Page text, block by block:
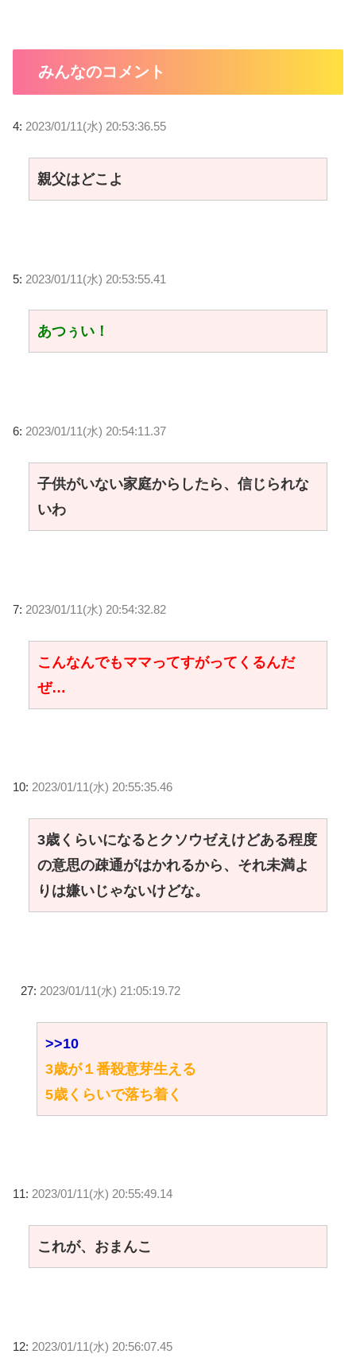
みんなのコメント
4: 2023/01/11(水) 20:53:36.55
親父はどこよ
5: 2023/01/11(水) 20:53:55.41
あつぅい！
6: 2023/01/11(水) 20:54:11.37
子供がいない家庭からしたら、信じられな
いわ
7: 2023/01/11(水) 20:54:32.82
こんなんでもママってすがってくるんだ
ぜ…
10: 2023/01/11(水) 20:55:35.46
3歳くらいになるとクソウゼえけどある程度
の意思の疎通がはかれるから、それ未満よ
りは嫌いじゃないけどな。
27: 2023/01/11(水) 21:05:19.72
>>10
3歳が１番殺意芽生える
5歳くらいで落ち着く
11: 2023/01/11(水) 20:55:49.14
これが、おまんこ
12: 2023/01/11(水) 20:56:07.45